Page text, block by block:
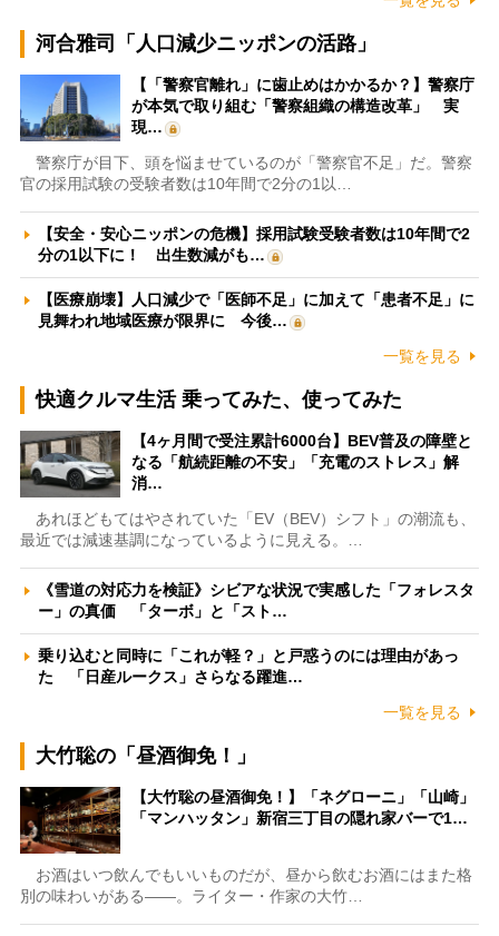
河合雅司「人口減少ニッポンの活路」
【「警察官離れ」に歯止めはかかるか？】警察庁
が本気で取り組む「警察組織の構造改革」 実
現…
警察庁が目下、頭を悩ませているのが「警察官不足」だ。警察
官の採用試験の受験者数は10年間で2分の1以…
【安全・安心ニッポンの危機】採用試験受験者数は10年間で2
分の1以下に！ 出生数減がも…
【医療崩壊】人口減少で「医師不足」に加えて「患者不足」に
見舞われ地域医療が限界に 今後…
一覧を見る
快適クルマ生活 乗ってみた、使ってみた
【4ヶ月間で受注累計6000台】BEV普及の障壁と
なる「航続距離の不安」「充電のストレス」解
消…
あれほどもてはやされていた「EV（BEV）シフト」の潮流も、
最近では減速基調になっているように見える。…
《雪道の対応力を検証》シビアな状況で実感した「フォレスタ
ー」の真価 「ターボ」と「スト…
乗り込むと同時に「これが軽？」と戸惑うのには理由があっ
た 「日産ルークス」さらなる躍進…
一覧を見る
大竹聡の「昼酒御免！」
【大竹聡の昼酒御免！】「ネグローニ」「山崎」
「マンハッタン」新宿三丁目の隠れ家バーで1…
お酒はいつ飲んでもいいものだが、昼から飲むお酒にはまた格
別の味わいがある――。ライター・作家の大竹…